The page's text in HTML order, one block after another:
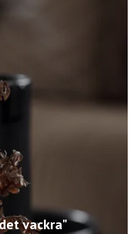
vackra"